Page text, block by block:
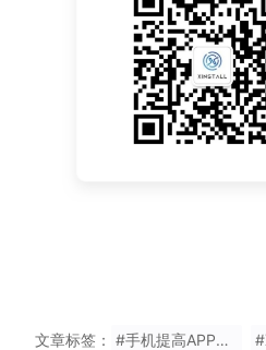
文章标签： #手机提高APP下载量试用